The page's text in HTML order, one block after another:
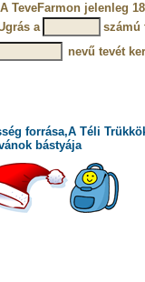
A TeveFarmon jelenleg
a
számú
nevű tevét
forrása,A Téli
bástyája